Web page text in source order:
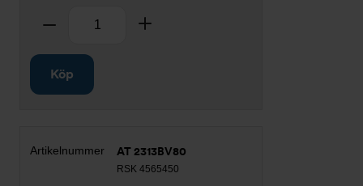
Ta bort
Köp
AT 2313BV80
RSK 4565450